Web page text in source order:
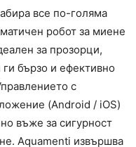
все по-голяма
робот за миене
за прозорци,
бързо и ефективно
с
(Android / iOS)
въже за сигурност
Aquamenti извършва